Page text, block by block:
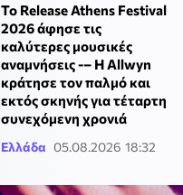
Το Release Athens Festival
2026 άφησε τις
καλύτερες μουσικές
αναμνήσεις -– Η Allwyn
κράτησε τον παλμό και
εκτός σκηνής για τέταρτη
συνεχόμενη χρονιά
Ελλάδα 05.08.2026 18:32